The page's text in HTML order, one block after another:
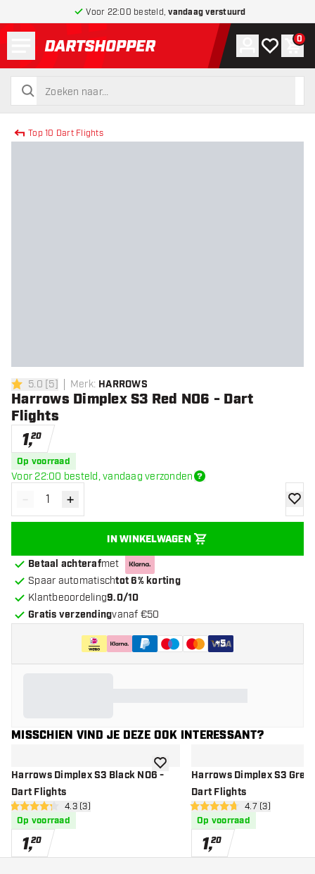
Voor 22:00 besteld,vandaag verstuurd
terug naar home pagina
zoeken
zoeken
Account
Mijn 0
Top 10 Dart Flights
5 score sterren
5.0 [5] Merk: HARROWS
Harrows Dimplex S3 Red NO6 - Dart
Flights
1,20
Op voorraad
Voor 22:00 besteld, vandaag verzonden
Verminder hoeveelheid
- Verhoog hoeveelheid
+
IN WINKELWAGEN
Betaal achterafmet
Spaar automatischtot 6% korting
Klantbeoordeling9.0/10
Gratis verzendingvanaf €50
+5
MISSCHIEN VIND JE DEZE OOK INTERESSANT?
Harrows Dimplex S3 Black NO6 -
Dart Flights
open reviews drawer
4.3 score sterren4.3 (3)
Op voorraad
1,20
toevoegen aan verlanglijst
Harrows Dimplex S3
Dart Flights
open reviews
4.7 score sterren4.7 (3)
Op voorraad
1,20